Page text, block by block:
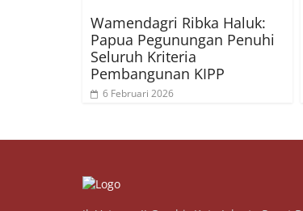
Wamendagri Ribka Haluk:
Papua Pegunungan Penuhi
Seluruh Kriteria
Pembangunan KIPP
6 Februari 2026